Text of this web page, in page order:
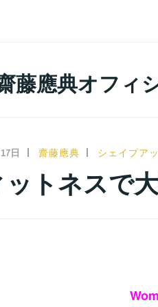
藤應典オフィ
日 齋藤應典 シェイプア
ットネスで